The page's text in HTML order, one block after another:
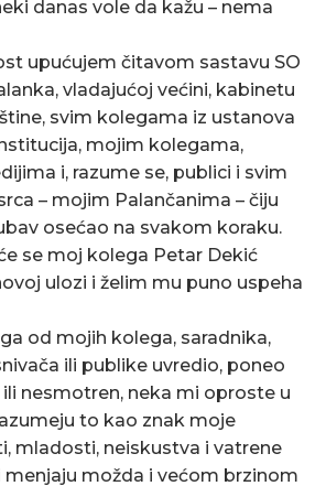
danas vole da kažu – nema
upućujem čitavom sastavu SO
vladajućoj većini, kabinetu
svim kolegama iz ustanova
mojim kolegama,
i, razume se, publici i svim
– mojim Palančanima – čiju
osećao na svakom koraku.
se moj kolega Petar Dekić
ulozi i želim mu puno uspeha
od mojih kolega, saradnika,
ili publike uvredio, poneo
ili nesmotren, neka mi oproste u
to kao znak moje
mladosti, neiskustva i vatrene
menjaju možda i većom brzinom